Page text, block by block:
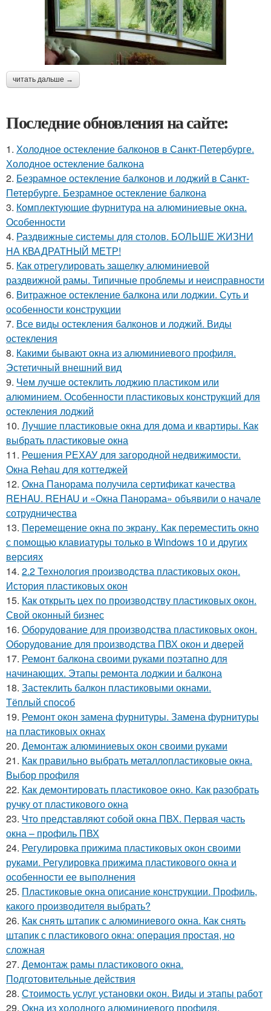
читать дальше →
Последние обновления на сайте:
1. Холодное остекление балконов в Санкт-Петербурге.
Холодное остекление балкона
2. Безрамное остекление балконов и лоджий в Санкт-
Петербурге. Безрамное остекление балкона
3. Комплектующие фурнитура на алюминиевые окна.
Особенности
4. Раздвижные системы для столов. БОЛЬШЕ ЖИЗНИ
НА КВАДРАТНЫЙ МЕТР!
5. Как отрегулировать защелку алюминиевой
раздвижной рамы. Типичные проблемы и неисправности
6. Витражное остекление балкона или лоджии. Суть и
особенности конструкции
7. Все виды остекления балконов и лоджий. Виды
остекления
8. Какими бывают окна из алюминиевого профиля.
Эстетичный внешний вид
9. Чем лучше остеклить лоджию пластиком или
алюминием. Особенности пластиковых конструкций для
остекления лоджий
10. Лучшие пластиковые окна для дома и квартиры. Как
выбрать пластиковые окна
11. Решения РЕХАУ для загородной недвижимости.
Окна Rehau для коттеджей
12. Окна Панорама получила сертификат качества
REHAU. REHAU и «Окна Панорама» объявили о начале
сотрудничества
13. Перемещение окна по экрану. Как переместить окно
с помощью клавиатуры только в Windows 10 и других
версиях
14. 2.2 Технология производства пластиковых окон.
История пластиковых окон
15. Как открыть цех по производству пластиковых окон.
Свой оконный бизнес
16. Оборудование для производства пластиковых окон.
Оборудование для производства ПВХ окон и дверей
17. Ремонт балкона своими руками поэтапно для
начинающих. Этапы ремонта лоджии и балкона
18. Застеклить балкон пластиковыми окнами.
Тёплый способ
19. Ремонт окон замена фурнитуры. Замена фурнитуры
на пластиковых окнах
20. Демонтаж алюминиевых окон своими руками
21. Как правильно выбрать металлопластиковые окна.
Выбор профиля
22. Как демонтировать пластиковое окно. Как разобрать
ручку от пластикового окна
23. Что представляют собой окна ПВХ. Первая часть
окна – профиль ПВХ
24. Регулировка прижима пластиковых окон своими
руками. Регулировка прижима пластикового окна и
особенности ее выполнения
25. Пластиковые окна описание конструкции. Профиль,
какого производителя выбрать?
26. Как снять штапик с алюминиевого окна. Как снять
штапик с пластикового окна: операция простая, но
сложная
27. Демонтаж рамы пластикового окна.
Подготовительные действия
28. Стоимость услуг установки окон. Виды и этапы работ
29. Окна из холодного алюминиевого профиля.